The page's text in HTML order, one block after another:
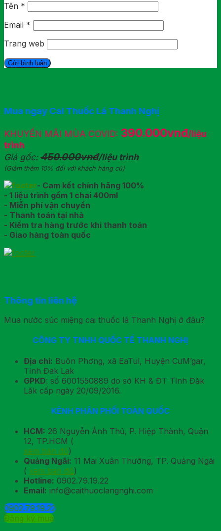
Tên *
Email *
Trang web
Mua ngay Cai Thuốc Lá Thanh Nghị
KHUYẾN MÃI MÙA COVID: 390.000vnđ/liệu
trình
Giá gốc:450.000vnđ/liệu trình
(Giảm thêm 10% đối với khách hàng cũ)
- Cam kết chính hãng 100%
- 1 liệu trình gồm 1 chai 400ml
- Miễn phí vận chuyển
- Thanh toán tại nhà
- Kiểm tra hàng trước khi thanh toán
- Giao hàng toàn quốc
Thông tin liên hệ
Mua nước súc miệng cai thuốc lá Thanh Nghị ở đâu?
CÔNG TY TNHH QUỐC TẾ THANH NGHỊ
Địa chỉ: Buôn Phơng, xã EaTul, Huyện CưM’gar,
Tỉnh Đak Lak
GPKD: số 6001550889 do sở KH & ĐT Tỉnh Đăk
Lăk cấp ngày 20/09/2016.
KÊNH PHÂN PHỐI TOÀN QUỐC
HCM: 26 Nguyễn Ảnh Thủ, P. Hiệp Thành, Quận
12, TP.HCM (
xem bản đồ)
Quảng Ngãi: 11 Mai Xuân Thưởng, TP. Quảng Ngãi
( xem bản đồ)
Hotline: 0902.79.19.22
Email: info@caithuoclangnghi.com
0902.79.19.22
Đăng ký mua